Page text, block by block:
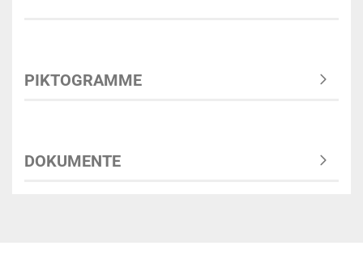
PIKTOGRAMME
DOKUMENTE